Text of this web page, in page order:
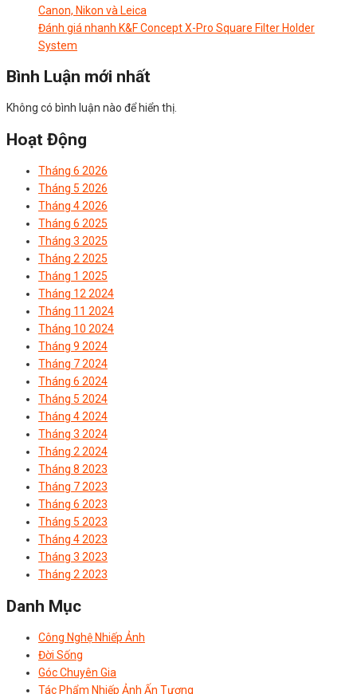
Canon, Nikon và Leica
Đánh giá nhanh K&F Concept X-Pro Square Filter Holder
System
Bình Luận mới nhất
Không có bình luận nào để hiển thị.
Hoạt Động
Tháng 6 2026
Tháng 5 2026
Tháng 4 2026
Tháng 6 2025
Tháng 3 2025
Tháng 2 2025
Tháng 1 2025
Tháng 12 2024
Tháng 11 2024
Tháng 10 2024
Tháng 9 2024
Tháng 7 2024
Tháng 6 2024
Tháng 5 2024
Tháng 4 2024
Tháng 3 2024
Tháng 2 2024
Tháng 8 2023
Tháng 7 2023
Tháng 6 2023
Tháng 5 2023
Tháng 4 2023
Tháng 3 2023
Tháng 2 2023
Danh Mục
Công Nghệ Nhiếp Ảnh
Đời Sống
Góc Chuyên Gia
Tác Phẩm Nhiếp Ảnh Ấn Tượng